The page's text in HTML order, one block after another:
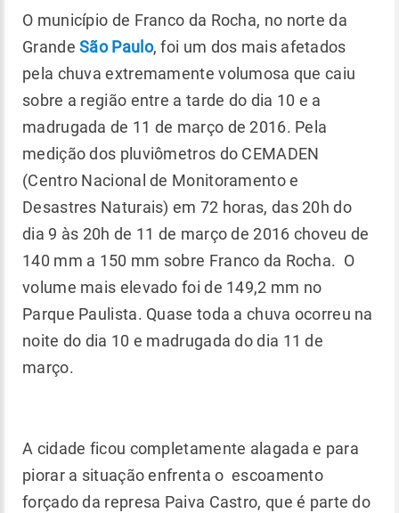
O município de Franco da Rocha, no norte da
GrandeSão Paulo, foi um dos mais afetados
pela chuva extremamente volumosa que caiu
sobre a região entre a tarde do dia 10 e a
madrugada de 11 de março de 2016. Pela
medição dos pluviômetros do CEMADEN
(Centro Nacional de Monitoramento e
Desastres Naturais) em 72 horas, das 20h do
dia 9 às 20h de 11 de março de 2016 choveu de
140 mm a 150 mm sobre Franco da Rocha. O
volume mais elevado foi de 149,2 mm no
Parque Paulista. Quase toda a chuva ocorreu na
noite do dia 10 e madrugada do dia 11 de
março.
A cidade ficou completamente alagada e para
piorar a situação enfrenta o escoamento
forçado da represa Paiva Castro, que é parte do